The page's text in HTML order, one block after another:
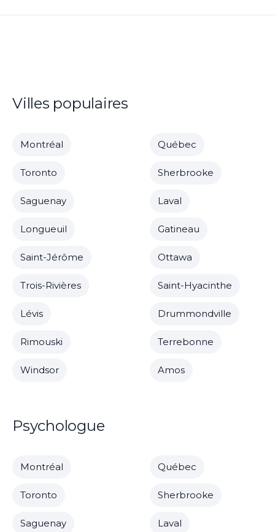
Villes populaires
Montréal Québec
Toronto Sherbrooke
Saguenay Laval
Longueuil Gatineau
Saint-Jérôme Ottawa
Trois-Rivières Saint-Hyacinthe
Lévis Drummondville
Rimouski Terrebonne
Windsor Amos
Psychologue
Montréal Québec
Toronto Sherbrooke
Saguenay Laval